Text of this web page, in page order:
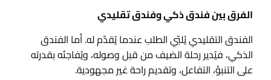
الفرق بين فندق ذكي وفندق تقليدي
الفندق التقليدي يُلبّي الطلب عندما يُقدّم له. أما الفندق
الذكي، فيُدير رحلة الضيف من قبل وصوله، ويُفاجئه بقدرته
على التنبؤ، التفاعل، وتقديم راحة غير مجهودية.